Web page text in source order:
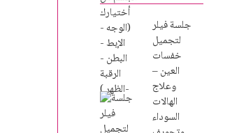
جلسة فيلر
لتجميل
خفسات
العين –
وعلاج
الهالات
السوداء